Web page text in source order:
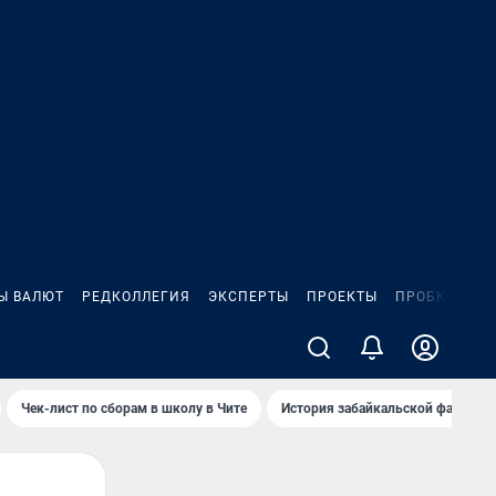
ВАЛЮТ РЕДКОЛЛЕГИЯ ЭКСПЕРТЫ ПРОЕКТЫ ПРОБКИ
Чек-лист по сборам в школу в Чите История забайкальской фамилии